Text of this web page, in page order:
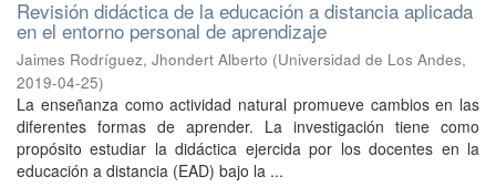
Revisión didáctica de la educación a distancia aplicada
en el entorno personal de aprendizaje
Jaimes Rodríguez, Jhondert Alberto (Universidad de Los Andes,
2019-04-25)
La enseñanza como actividad natural promueve cambios en las
diferentes formas de aprender. La investigación tiene como
propósito estudiar la didáctica ejercida por los docentes en la
educación a distancia (EAD) bajo la ...